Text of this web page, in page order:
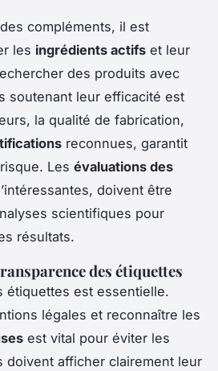
compléments, il est
les ingrédients actifs et leur
des produits avec
soutenant leur efficacité est
la qualité de fabrication,
reconnues, garantit
Les évaluations des
doivent être
scientifiques pour
résultats.
des étiquettes
étiquettes est essentielle.
légales et reconnaître les
est vital pour éviter les
doivent afficher clairement leur